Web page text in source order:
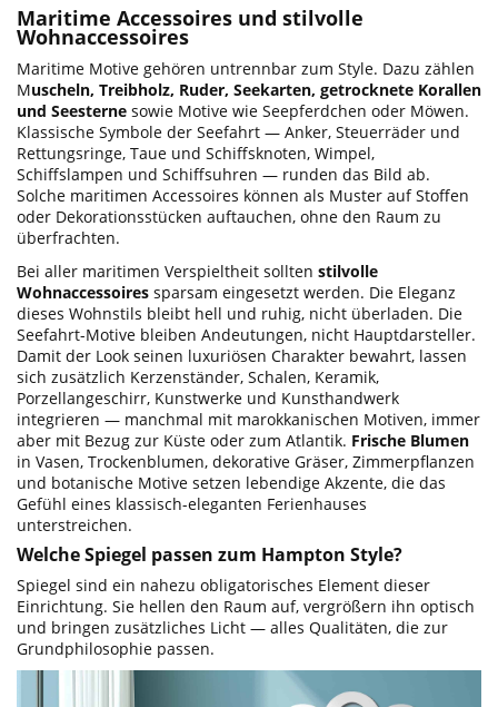
Maritime Accessoires und stilvolle
Wohnaccessoires
Maritime Motive gehören untrennbar zum Style. Dazu zählen
Muscheln, Treibholz, Ruder, Seekarten, getrocknete Korallen
und Seesterne sowie Motive wie Seepferdchen oder Möwen.
Klassische Symbole der Seefahrt — Anker, Steuerräder und
Rettungsringe, Taue und Schiffsknoten, Wimpel,
Schiffslampen und Schiffsuhren — runden das Bild ab.
Solche maritimen Accessoires können als Muster auf Stoffen
oder Dekorationsstücken auftauchen, ohne den Raum zu
überfrachten.
Bei aller maritimen Verspieltheit sollten stilvolle
Wohnaccessoires sparsam eingesetzt werden. Die Eleganz
dieses Wohnstils bleibt hell und ruhig, nicht überladen. Die
Seefahrt-Motive bleiben Andeutungen, nicht Hauptdarsteller.
Damit der Look seinen luxuriösen Charakter bewahrt, lassen
sich zusätzlich Kerzenständer, Schalen, Keramik,
Porzellangeschirr, Kunstwerke und Kunsthandwerk
integrieren — manchmal mit marokkanischen Motiven, immer
aber mit Bezug zur Küste oder zum Atlantik. Frische Blumen
in Vasen, Trockenblumen, dekorative Gräser, Zimmerpflanzen
und botanische Motive setzen lebendige Akzente, die das
Gefühl eines klassisch-eleganten Ferienhauses
unterstreichen.
Welche Spiegel passen zum Hampton Style?
Spiegel sind ein nahezu obligatorisches Element dieser
Einrichtung. Sie hellen den Raum auf, vergrößern ihn optisch
und bringen zusätzliches Licht — alles Qualitäten, die zur
Grundphilosophie passen.